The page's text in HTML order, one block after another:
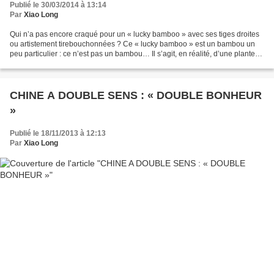
Publié le 30/03/2014 à 13:14
Par Xiao Long
Qui n’a pas encore craqué pour un « lucky bamboo » avec ses tiges droites
ou artistement tirebouchonnées ? Ce « lucky bamboo » est un bambou un
peu particulier : ce n’est pas un bambou… Il s’agit, en réalité, d’une plante
CHINE A DOUBLE SENS : « DOUBLE BONHEUR
»
Publié le 18/11/2013 à 12:13
Par Xiao Long